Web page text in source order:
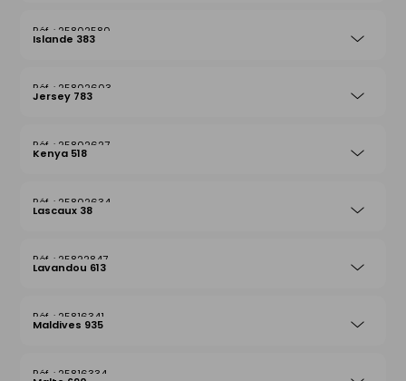
25802580
Islande 383
25802603
Jersey 783
25802627
Kenya 518
25802634
Lascaux 38
25822847
Lavandou 613
25816341
Maldives 935
25816334